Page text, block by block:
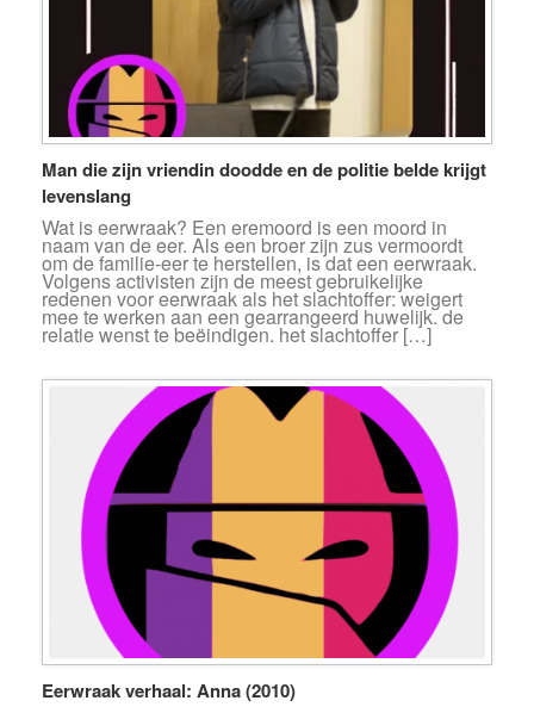
Man die zijn vriendin doodde en de politie belde krijgt
levenslang
Wat is eerwraak? Een eremoord is een moord in
naam van de eer. Als een broer zijn zus vermoordt
om de familie-eer te herstellen, is dat een eerwraak.
Volgens activisten zijn de meest gebruikelijke
redenen voor eerwraak als het slachtoffer: weigert
mee te werken aan een gearrangeerd huwelijk. de
relatie wenst te beëindigen. het slachtoffer […]
Eerwraak verhaal: Anna (2010)